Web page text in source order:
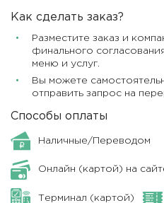
Как сделать заказ?
Разместите заказ и
финального
меню и услуг.
Вы можете
отправить запрос на
Способы оплаты
Наличные/Переводом
Онлайн (картой) на
Терминал (картой)